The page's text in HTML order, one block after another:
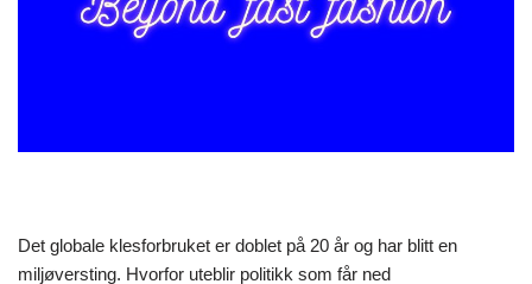
Det globale klesforbruket er doblet på 20 år og har blitt en
miljøversting. Hvorfor uteblir politikk som får ned